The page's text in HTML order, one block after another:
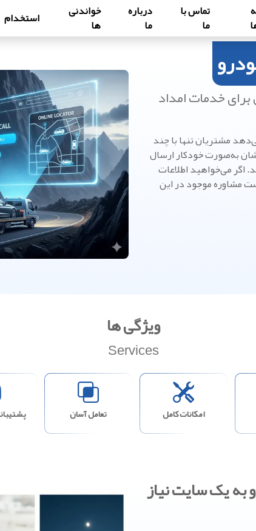
تماس با
ما
درباره
ما
خواندنی
ها استخدام
خدمات امداد
مشتریان تنها با چند
به‌صورت خودکار ارسال
اگر می‌خواهید اطلاعات
مشاوره موجود در این
ویژگی ها
Services
امکانات کامل تعامل آسان
به یک سایت نیاز